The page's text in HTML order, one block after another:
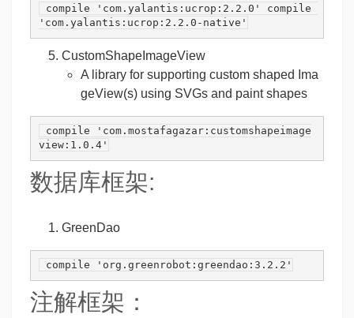
compile 'com.yalantis:ucrop:2.2.0'
'com.yalantis:ucrop:2.2.0-native'
CustomShapeImageView
A library for supporting custom shaped Ima
geView(s) using SVGs and paint shapes
compile
'com.mostafagazar:customshapeimage
view:1.0.4'
数据库框架:
GreenDao
compile 'org.greenrobot:greendao:3.2.2'
注解框架：